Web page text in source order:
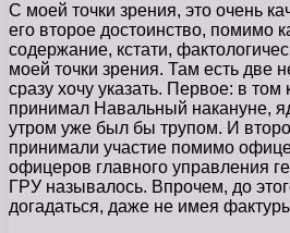
С моей точки зрения, это очень
его второе достоинство, помимо
содержание, кстати,
моей точки зрения. Там есть две
сразу хочу указать. Первое: в том
принимал Навальный накануне,
утром уже был бы трупом. И
принимали участие помимо
офицеров главного управления
ГРУ называлось. Впрочем, до
догадаться, даже не имея